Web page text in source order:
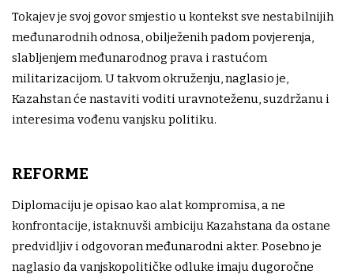
Tokajev je svoj govor smjestio u kontekst sve nestabilnijih
međunarodnih odnosa, obilježenih padom povjerenja,
slabljenjem međunarodnog prava i rastućom
militarizacijom. U takvom okruženju, naglasio je,
Kazahstan će nastaviti voditi uravnoteženu, suzdržanu i
interesima vođenu vanjsku politiku.
REFORME
Diplomaciju je opisao kao alat kompromisa, a ne
konfrontacije, istaknuvši ambiciju Kazahstana da ostane
predvidljiv i odgovoran međunarodni akter. Posebno je
naglasio da vanjskopolitičke odluke imaju dugoročne